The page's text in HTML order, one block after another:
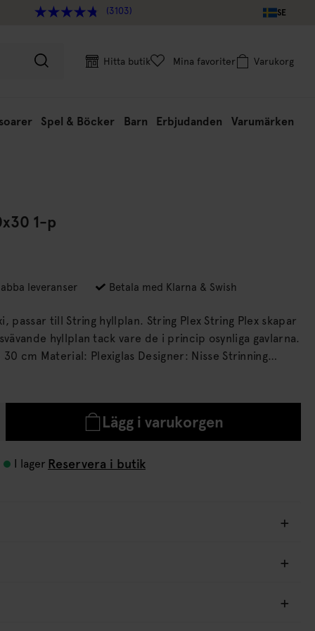
(3103) SE
Hitta butik Mina favoriter Varukorg
Spel & Böcker Barn Erbjudanden Varumärken
1-p
leveranser Betala med Klarna & Swish
hyllplan. String Plex String Plex skapar
hyllplan tack vare de i princip osynliga gavlarna.
cm Material: Plexiglas Designer: Nisse Strinning
ytan med en trasa.
Lägg i varukorgen
I lager Reservera i butik